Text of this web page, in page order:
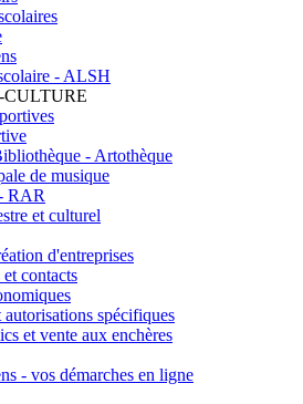
- ALSH
CULTURE
- Artothèque
de musique
RAR
et culturel
d'entreprises
contacts
spécifiques
et vente aux enchères
- vos démarches en ligne